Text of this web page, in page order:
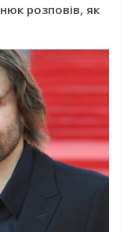
розповів, як